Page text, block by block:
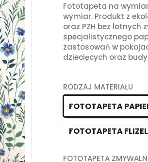
Fototapeta na
wymiar. Produkt z
oraz PZH bez lotnych
specjalistycznego
zastosowań w
dziecięcych oraz
RODZAJ MATERIAŁU
FOTOTAPETA
FOTOTAPETA
FOTOTAPETA